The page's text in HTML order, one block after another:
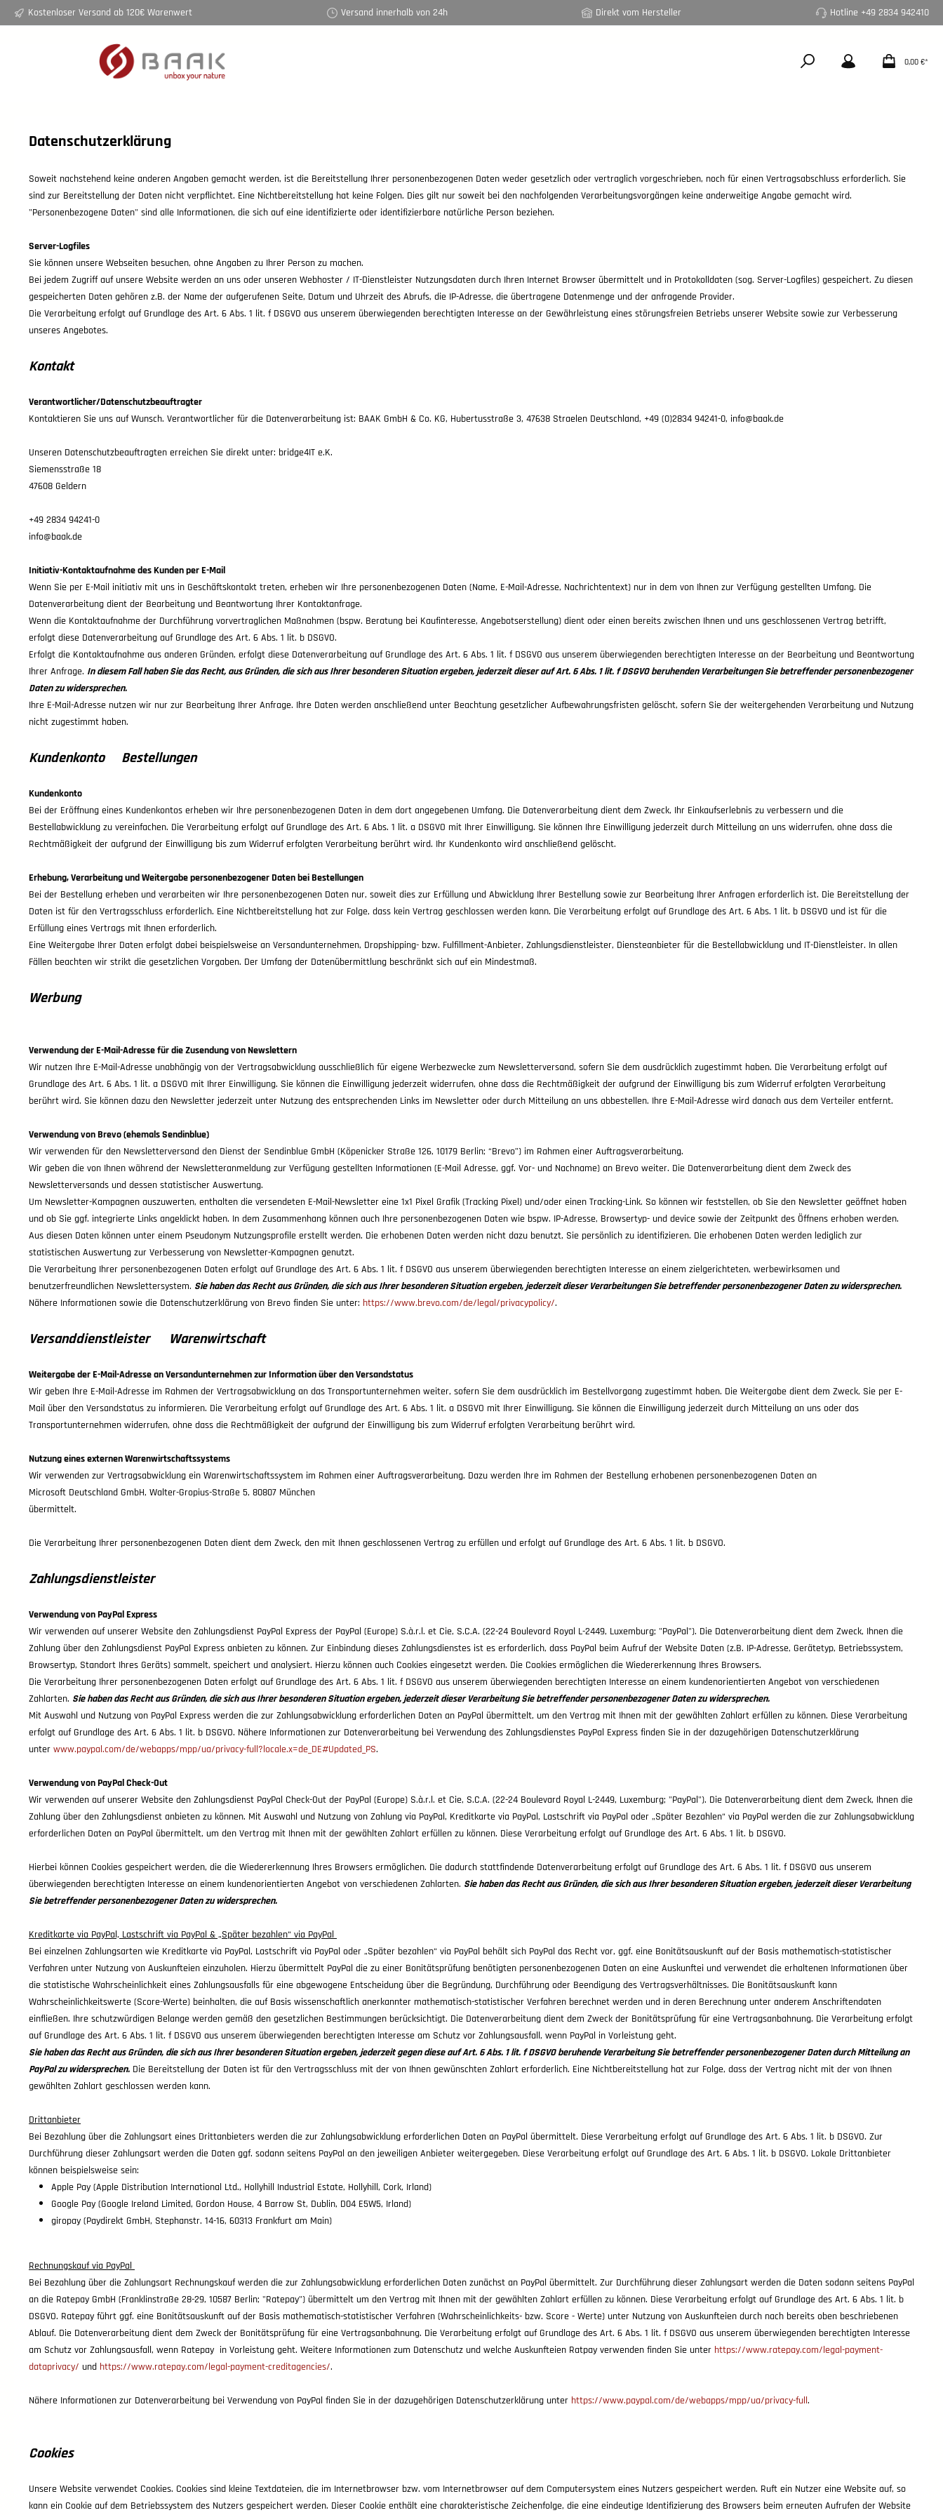
Zur Hauptnavigation springen
Kostenloser Versand ab 120€ Warenwert Versand innerhalb von 24h Direkt vom Hersteller Hotline +49 2834 942410
0,00 €*
Datenschutzerklärung
Soweit nachstehend keine anderen Angaben gemacht werden, ist die Bereitstellung Ihrer personenbezogenen Daten weder gesetzlich oder vertraglich vorgeschrieben, noch für einen Vertragsabschluss erforderlich. Sie
sind zur Bereitstellung der Daten nicht verpflichtet. Eine Nichtbereitstellung hat keine Folgen. Dies gilt nur soweit bei den nachfolgenden Verarbeitungsvorgängen keine anderweitige Angabe gemacht wird.
"Personenbezogene Daten" sind alle Informationen, die sich auf eine identifizierte oder identifizierbare natürliche Person beziehen.
Server-Logfiles
Sie können unsere Webseiten besuchen, ohne Angaben zu Ihrer Person zu machen.
Bei jedem Zugriff auf unsere Website werden an uns oder unseren Webhoster / IT-Dienstleister Nutzungsdaten durch Ihren Internet Browser übermittelt und in Protokolldaten (sog. Server-Logfiles) gespeichert. Zu diesen
gespeicherten Daten gehören z.B. der Name der aufgerufenen Seite, Datum und Uhrzeit des Abrufs, die IP-Adresse, die übertragene Datenmenge und der anfragende Provider.
Die Verarbeitung erfolgt auf Grundlage des Art. 6 Abs. 1 lit. f DSGVO aus unserem überwiegenden berechtigten Interesse an der Gewährleistung eines störungsfreien Betriebs unserer Website sowie zur Verbesserung
unseres Angebotes.
Kontakt
Verantwortlicher/Datenschutzbeauftragter
Kontaktieren Sie uns auf Wunsch. Verantwortlicher für die Datenverarbeitung ist: BAAK GmbH & Co. KG, Hubertusstraße 3, 47638 Straelen Deutschland, +49 (0)2834 94241-0, info@baak.de
Unseren Datenschutzbeauftragten erreichen Sie direkt unter: bridge4IT e.K.
Siemensstraße 18
47608 Geldern
+49 2834 94241-0
info@baak.de
Initiativ-Kontaktaufnahme des Kunden per E-Mail
Wenn Sie per E-Mail initiativ mit uns in Geschäftskontakt treten, erheben wir Ihre personenbezogenen Daten (Name, E-Mail-Adresse, Nachrichtentext) nur in dem von Ihnen zur Verfügung gestellten Umfang. Die
Datenverarbeitung dient der Bearbeitung und Beantwortung Ihrer Kontaktanfrage.
Wenn die Kontaktaufnahme der Durchführung vorvertraglichen Maßnahmen (bspw. Beratung bei Kaufinteresse, Angebotserstellung) dient oder einen bereits zwischen Ihnen und uns geschlossenen Vertrag betrifft,
erfolgt diese Datenverarbeitung auf Grundlage des Art. 6 Abs. 1 lit. b DSGVO.
Erfolgt die Kontaktaufnahme aus anderen Gründen, erfolgt diese Datenverarbeitung auf Grundlage des Art. 6 Abs. 1 lit. f DSGVO aus unserem überwiegenden berechtigten Interesse an der Bearbeitung und Beantwortung
Ihrer Anfrage. In diesem Fall haben Sie das Recht, aus Gründen, die sich aus Ihrer besonderen Situation ergeben, jederzeit dieser auf Art. 6 Abs. 1 lit. f DSGVO beruhenden Verarbeitungen Sie betreffender personenbezogener
Daten zu widersprechen.
Ihre E-Mail-Adresse nutzen wir nur zur Bearbeitung Ihrer Anfrage. Ihre Daten werden anschließend unter Beachtung gesetzlicher Aufbewahrungsfristen gelöscht, sofern Sie der weitergehenden Verarbeitung und Nutzung
nicht zugestimmt haben.
Kundenkonto Bestellungen
Kundenkonto
Bei der Eröffnung eines Kundenkontos erheben wir Ihre personenbezogenen Daten in dem dort angegebenen Umfang. Die Datenverarbeitung dient dem Zweck, Ihr Einkaufserlebnis zu verbessern und die
Bestellabwicklung zu vereinfachen. Die Verarbeitung erfolgt auf Grundlage des Art. 6 Abs. 1 lit. a DSGVO mit Ihrer Einwilligung. Sie können Ihre Einwilligung jederzeit durch Mitteilung an uns widerrufen, ohne dass die
Rechtmäßigkeit der aufgrund der Einwilligung bis zum Widerruf erfolgten Verarbeitung berührt wird. Ihr Kundenkonto wird anschließend gelöscht.
Erhebung, Verarbeitung und Weitergabe personenbezogener Daten bei Bestellungen
Bei der Bestellung erheben und verarbeiten wir Ihre personenbezogenen Daten nur, soweit dies zur Erfüllung und Abwicklung Ihrer Bestellung sowie zur Bearbeitung Ihrer Anfragen erforderlich ist. Die Bereitstellung der
Daten ist für den Vertragsschluss erforderlich. Eine Nichtbereitstellung hat zur Folge, dass kein Vertrag geschlossen werden kann. Die Verarbeitung erfolgt auf Grundlage des Art. 6 Abs. 1 lit. b DSGVO und ist für die
Erfüllung eines Vertrags mit Ihnen erforderlich.
Eine Weitergabe Ihrer Daten erfolgt dabei beispielsweise an Versandunternehmen, Dropshipping- bzw. Fulfillment-Anbieter, Zahlungsdienstleister, Diensteanbieter für die Bestellabwicklung und IT-Dienstleister. In allen
Fällen beachten wir strikt die gesetzlichen Vorgaben. Der Umfang der Datenübermittlung beschränkt sich auf ein Mindestmaß.
Werbung
Verwendung der E-Mail-Adresse für die Zusendung von Newslettern
Wir nutzen Ihre E-Mail-Adresse unabhängig von der Vertragsabwicklung ausschließlich für eigene Werbezwecke zum Newsletterversand, sofern Sie dem ausdrücklich zugestimmt haben. Die Verarbeitung erfolgt auf
Grundlage des Art. 6 Abs. 1 lit. a DSGVO mit Ihrer Einwilligung. Sie können die Einwilligung jederzeit widerrufen, ohne dass die Rechtmäßigkeit der aufgrund der Einwilligung bis zum Widerruf erfolgten Verarbeitung
berührt wird. Sie können dazu den Newsletter jederzeit unter Nutzung des entsprechenden Links im Newsletter oder durch Mitteilung an uns abbestellen. Ihre E-Mail-Adresse wird danach aus dem Verteiler entfernt.
Verwendung von Brevo (ehemals Sendinblue)
Wir verwenden für den Newsletterversand den Dienst der Sendinblue GmbH (Köpenicker Straße 126, 10179 Berlin; “Brevo”) im Rahmen einer Auftragsverarbeitung.
Wir geben die von Ihnen während der Newsletteranmeldung zur Verfügung gestellten Informationen (E-Mail Adresse, ggf. Vor- und Nachname) an Brevo weiter. Die Datenverarbeitung dient dem Zweck des
Newsletterversands und dessen statistischer Auswertung.
Um Newsletter-Kampagnen auszuwerten, enthalten die versendeten E-Mail-Newsletter eine 1x1 Pixel Grafik (Tracking Pixel) und/oder einen Tracking-Link. So können wir feststellen, ob Sie den Newsletter geöffnet haben
und ob Sie ggf. integrierte Links angeklickt haben. In dem Zusammenhang können auch Ihre personenbezogenen Daten wie bspw. IP-Adresse, Browsertyp- und device sowie der Zeitpunkt des Öffnens erhoben werden.
Aus diesen Daten können unter einem Pseudonym Nutzungsprofile erstellt werden. Die erhobenen Daten werden nicht dazu benutzt, Sie persönlich zu identifizieren. Die erhobenen Daten werden lediglich zur
statistischen Auswertung zur Verbesserung von Newsletter-Kampagnen genutzt.
Die Verarbeitung Ihrer personenbezogenen Daten erfolgt auf Grundlage des Art. 6 Abs. 1 lit. f DSGVO aus unserem überwiegenden berechtigten Interesse an einem zielgerichteten, werbewirksamen und
benutzerfreundlichen Newslettersystem. Sie haben das Recht aus Gründen, die sich aus Ihrer besonderen Situation ergeben, jederzeit dieser Verarbeitungen Sie betreffender personenbezogener Daten zu widersprechen.
Nähere Informationen sowie die Datenschutzerklärung von Brevo finden Sie unter: https://www.brevo.com/de/legal/privacypolicy/.
Versanddienstleister Warenwirtschaft
Weitergabe der E-Mail-Adresse an Versandunternehmen zur Information über den Versandstatus
Wir geben Ihre E-Mail-Adresse im Rahmen der Vertragsabwicklung an das Transportunternehmen weiter, sofern Sie dem ausdrücklich im Bestellvorgang zugestimmt haben. Die Weitergabe dient dem Zweck, Sie per E-
Mail über den Versandstatus zu informieren. Die Verarbeitung erfolgt auf Grundlage des Art. 6 Abs. 1 lit. a DSGVO mit Ihrer Einwilligung. Sie können die Einwilligung jederzeit durch Mitteilung an uns oder das
Transportunternehmen widerrufen, ohne dass die Rechtmäßigkeit der aufgrund der Einwilligung bis zum Widerruf erfolgten Verarbeitung berührt wird.
Nutzung eines externen Warenwirtschaftssystems
Wir verwenden zur Vertragsabwicklung ein Warenwirtschaftssystem im Rahmen einer Auftragsverarbeitung. Dazu werden Ihre im Rahmen der Bestellung erhobenen personenbezogenen Daten an
Microsoft Deutschland GmbH, Walter-Gropius-Straße 5, 80807 München
übermittelt.
Die Verarbeitung Ihrer personenbezogenen Daten dient dem Zweck, den mit Ihnen geschlossenen Vertrag zu erfüllen und erfolgt auf Grundlage des Art. 6 Abs. 1 lit. b DSGVO.
Zahlungsdienstleister
Verwendung von PayPal Express
Wir verwenden auf unserer Website den Zahlungsdienst PayPal Express der PayPal (Europe) S.à.r.l. et Cie, S.C.A. (22-24 Boulevard Royal L-2449, Luxemburg; "PayPal"). Die Datenverarbeitung dient dem Zweck, Ihnen die
Zahlung über den Zahlungsdienst PayPal Express anbieten zu können. Zur Einbindung dieses Zahlungsdienstes ist es erforderlich, dass PayPal beim Aufruf der Website Daten (z.B. IP-Adresse, Gerätetyp, Betriebssystem,
Browsertyp, Standort Ihres Geräts) sammelt, speichert und analysiert. Hierzu können auch Cookies eingesetzt werden. Die Cookies ermöglichen die Wiedererkennung Ihres Browsers.
Die Verarbeitung Ihrer personenbezogenen Daten erfolgt auf Grundlage des Art. 6 Abs. 1 lit. f DSGVO aus unserem überwiegenden berechtigten Interesse an einem kundenorientierten Angebot von verschiedenen
Zahlarten. Sie haben das Recht aus Gründen, die sich aus Ihrer besonderen Situation ergeben, jederzeit dieser Verarbeitung Sie betreffender personenbezogener Daten zu widersprechen.
Mit Auswahl und Nutzung von PayPal Express werden die zur Zahlungsabwicklung erforderlichen Daten an PayPal übermittelt, um den Vertrag mit Ihnen mit der gewählten Zahlart erfüllen zu können. Diese Verarbeitung
erfolgt auf Grundlage des Art. 6 Abs. 1 lit. b DSGVO. Nähere Informationen zur Datenverarbeitung bei Verwendung des Zahlungsdienstes PayPal Express finden Sie in der dazugehörigen Datenschutzerklärung
unter www.paypal.com/de/webapps/mpp/ua/privacy-full?locale.x=de_DE#Updated_PS.
Verwendung von PayPal Check-Out
Wir verwenden auf unserer Website den Zahlungsdienst PayPal Check-Out der PayPal (Europe) S.à.r.l. et Cie, S.C.A. (22-24 Boulevard Royal L-2449, Luxemburg; "PayPal"). Die Datenverarbeitung dient dem Zweck, Ihnen die
Zahlung über den Zahlungsdienst anbieten zu können. Mit Auswahl und Nutzung von Zahlung via PayPal, Kreditkarte via PayPal, Lastschrift via PayPal oder „Später Bezahlen“ via PayPal werden die zur Zahlungsabwicklung
erforderlichen Daten an PayPal übermittelt, um den Vertrag mit Ihnen mit der gewählten Zahlart erfüllen zu können. Diese Verarbeitung erfolgt auf Grundlage des Art. 6 Abs. 1 lit. b DSGVO.
Hierbei können Cookies gespeichert werden, die die Wiedererkennung Ihres Browsers ermöglichen. Die dadurch stattfindende Datenverarbeitung erfolgt auf Grundlage des Art. 6 Abs. 1 lit. f DSGVO aus unserem
überwiegenden berechtigten Interesse an einem kundenorientierten Angebot von verschiedenen Zahlarten. Sie haben das Recht aus Gründen, die sich aus Ihrer besonderen Situation ergeben, jederzeit dieser Verarbeitung
Sie betreffender personenbezogener Daten zu widersprechen.
Kreditkarte via PayPal, Lastschrift via PayPal & „Später bezahlen“ via PayPal
Bei einzelnen Zahlungsarten wie Kreditkarte via PayPal, Lastschrift via PayPal oder „Später bezahlen“ via PayPal behält sich PayPal das Recht vor, ggf. eine Bonitätsauskunft auf der Basis mathematisch-statistischer
Verfahren unter Nutzung von Auskunfteien einzuholen. Hierzu übermittelt PayPal die zu einer Bonitätsprüfung benötigten personenbezogenen Daten an eine Auskunftei und verwendet die erhaltenen Informationen über
die statistische Wahrscheinlichkeit eines Zahlungsausfalls für eine abgewogene Entscheidung über die Begründung, Durchführung oder Beendigung des Vertragsverhältnisses. Die Bonitätsauskunft kann
Wahrscheinlichkeitswerte (Score-Werte) beinhalten, die auf Basis wissenschaftlich anerkannter mathematisch-statistischer Verfahren berechnet werden und in deren Berechnung unter anderem Anschriftendaten
einfließen. Ihre schutzwürdigen Belange werden gemäß den gesetzlichen Bestimmungen berücksichtigt. Die Datenverarbeitung dient dem Zweck der Bonitätsprüfung für eine Vertragsanbahnung. Die Verarbeitung erfolgt
auf Grundlage des Art. 6 Abs. 1 lit. f DSGVO aus unserem überwiegenden berechtigten Interesse am Schutz vor Zahlungsausfall, wenn PayPal in Vorleistung geht.
Sie haben das Recht aus Gründen, die sich aus Ihrer besonderen Situation ergeben, jederzeit gegen diese auf Art. 6 Abs. 1 lit. f DSGVO beruhende Verarbeitung Sie betreffender personenbezogener Daten durch Mitteilung an
PayPal zu widersprechen. Die Bereitstellung der Daten ist für den Vertragsschluss mit der von Ihnen gewünschten Zahlart erforderlich. Eine Nichtbereitstellung hat zur Folge, dass der Vertrag nicht mit der von Ihnen
gewählten Zahlart geschlossen werden kann.
Drittanbieter
Bei Bezahlung über die Zahlungsart eines Drittanbieters werden die zur Zahlungsabwicklung erforderlichen Daten an PayPal übermittelt. Diese Verarbeitung erfolgt auf Grundlage des Art. 6 Abs. 1 lit. b DSGVO. Zur
Durchführung dieser Zahlungsart werden die Daten ggf. sodann seitens PayPal an den jeweiligen Anbieter weitergegeben. Diese Verarbeitung erfolgt auf Grundlage des Art. 6 Abs. 1 lit. b DSGVO. Lokale Drittanbieter
können beispielsweise sein:
Apple Pay (Apple Distribution International Ltd., Hollyhill Industrial Estate, Hollyhill, Cork, Irland)
Google Pay (Google Ireland Limited, Gordon House, 4 Barrow St, Dublin, D04 E5W5, Irland)
giropay (Paydirekt GmbH, Stephanstr. 14-16, 60313 Frankfurt am Main)
Rechnungskauf via PayPal
Bei Bezahlung über die Zahlungsart Rechnungskauf werden die zur Zahlungsabwicklung erforderlichen Daten zunächst an PayPal übermittelt. Zur Durchführung dieser Zahlungsart werden die Daten sodann seitens PayPal
an die Ratepay GmbH (Franklinstraße 28-29, 10587 Berlin; "Ratepay") übermittelt um den Vertrag mit Ihnen mit der gewählten Zahlart erfüllen zu können. Diese Verarbeitung erfolgt auf Grundlage des Art. 6 Abs. 1 lit. b
DSGVO. Ratepay führt ggf. eine Bonitätsauskunft auf der Basis mathematisch-statistischer Verfahren (Wahrscheinlichkeits- bzw. Score - Werte) unter Nutzung von Auskunfteien durch nach bereits oben beschriebenen
Ablauf. Die Datenverarbeitung dient dem Zweck der Bonitätsprüfung für eine Vertragsanbahnung. Die Verarbeitung erfolgt auf Grundlage des Art. 6 Abs. 1 lit. f DSGVO aus unserem überwiegenden berechtigten Interesse
am Schutz vor Zahlungsausfall, wenn Ratepay in Vorleistung geht. Weitere Informationen zum Datenschutz und welche Auskunfteien Ratpay verwenden finden Sie unter https://www.ratepay.com/legal-payment-
dataprivacy/ und https://www.ratepay.com/legal-payment-creditagencies/.
Nähere Informationen zur Datenverarbeitung bei Verwendung von PayPal finden Sie in der dazugehörigen Datenschutzerklärung unter https://www.paypal.com/de/webapps/mpp/ua/privacy-full.
Cookies
Unsere Website verwendet Cookies. Cookies sind kleine Textdateien, die im Internetbrowser bzw. vom Internetbrowser auf dem Computersystem eines Nutzers gespeichert werden. Ruft ein Nutzer eine Website auf, so
kann ein Cookie auf dem Betriebssystem des Nutzers gespeichert werden. Dieser Cookie enthält eine charakteristische Zeichenfolge, die eine eindeutige Identifizierung des Browsers beim erneuten Aufrufen der Website